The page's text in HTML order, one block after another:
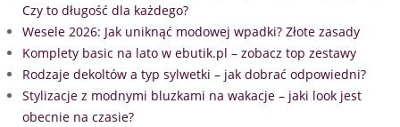
Czy to długość dla każdego?
Wesele 2026: Jak uniknąć modowej wpadki? Złote zasady
Komplety basic na lato w ebutik.pl – zobacz top zestawy
Rodzaje dekoltów a typ sylwetki – jak dobrać odpowiedni?
Stylizacje z modnymi bluzkami na wakacje – jaki look jest
obecnie na czasie?